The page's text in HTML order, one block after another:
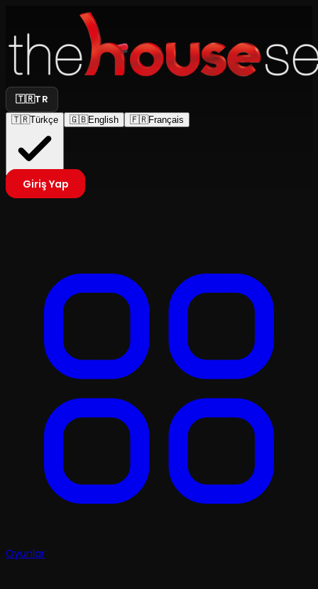
🇹🇷TR
🇹🇷Türkçe 🇬🇧English 🇫🇷Français
Giriş Yap
Oyunlar